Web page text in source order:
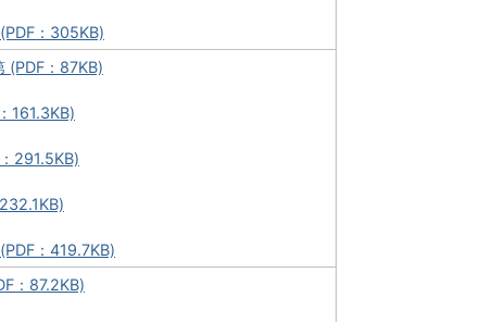
：305KB)
(PDF：87KB)
161.3KB)
291.5KB)
：419.7KB)
：87.2KB)